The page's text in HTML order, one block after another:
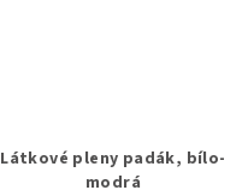
Látkové pleny padák, bílo-
modrá